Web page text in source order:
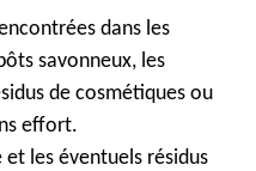
dans les
savonneux, les
de cosmétiques ou
effort.
les éventuels résidus